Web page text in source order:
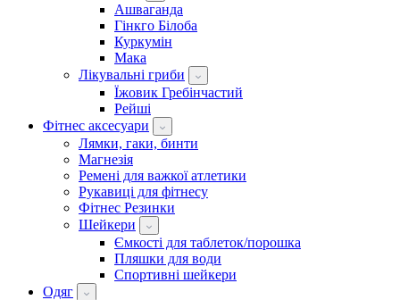
Ашваганда
Гінкго Білоба
Куркумін
Мака
Лікувальні гриби
Їжовик Гребінчастий
Рейші
Фітнес аксесуари
Лямки, гаки, бинти
Магнезія
Ремені для важкої атлетики
Рукавиці для фітнесу
Фітнес Резинки
Шейкери
Ємкості для таблеток/порошка
Пляшки для води
Спортивні шейкери
Одяг